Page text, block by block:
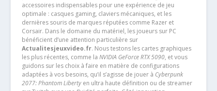
accessoires indispensables pour une expérience de jeu
optimale : casques gaming, claviers mécaniques, et les
dernières souris de marques réputées comme Razer et
Corsair. Dans le domaine du matériel, les joueurs sur PC
bénéficient d’une attention particulière sur
Actualitesjeuxvideo.fr. Nous testons les cartes graphiques
les plus récentes, comme la NVIDIA GeForce RTX 5090, et vous
guidons sur les choix à faire en matière de configurations
adaptées à vos besoins, qu’il s’agisse de jouer à Cyberpunk
2077: Phantom Libertyen ultra haute définition ou de streamer